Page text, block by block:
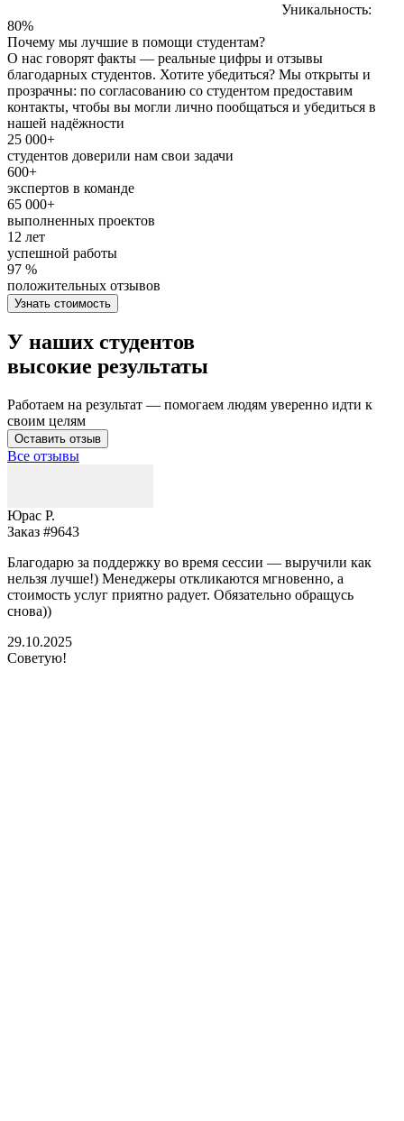
Уникальность:
80%
Почему мы лучшие в помощи студентам?
О нас говорят факты — реальные цифры и отзывы
благодарных студентов. Хотите убедиться? Мы открыты и
прозрачны: по согласованию со студентом предоставим
контакты, чтобы вы могли лично пообщаться и убедиться в
нашей надёжности
25 000+
студентов доверили нам свои задачи
600+
экспертов в команде
65 000+
выполненных проектов
12 лет
успешной работы
97 %
положительных отзывов
Узнать стоимость
У наших студентов
высокие результаты
Работаем на результат — помогаем людям уверенно идти к
своим целям
Оставить отзыв
Все отзывы
Юрас Р.
Заказ #9643
Благодарю за поддержку во время сессии — выручили как
нельзя лучше!) Менеджеры откликаются мгновенно, а
стоимость услуг приятно радует. Обязательно обращусь
снова))
29.10.2025
Советую!